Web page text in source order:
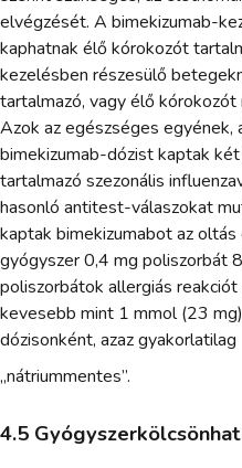
elvégzését. A bimekizumab-
kaphatnak élő kórokozót
kezelésben részesülő
tartalmazó, vagy élő
Azok az egészséges
bimekizumab-dózist kaptak
tartalmazó szezonális
hasonló antitest-válaszokat
kaptak bimekizumabot az
gyógyszer 0,4 mg poliszorbát
poliszorbátok allergiás
kevesebb mint 1 mmol (23
dózisonként, azaz gyakorlatilag
„nátriummentes”.
4.5